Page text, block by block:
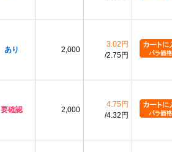
あり 2,000
3.02円
2.75円
要確認 2,000
4.75円
4.32円